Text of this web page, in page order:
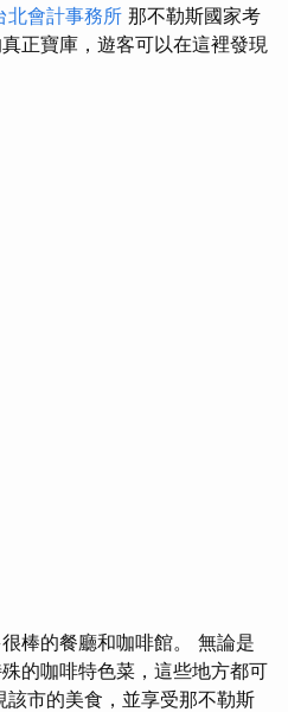
北會計事務所 那不勒斯國家考
正寶庫，遊客可以在這裡發現
棒的餐廳和咖啡館。 無論是
的咖啡特色菜，這些地方都可
市的美食，並享受那不勒斯